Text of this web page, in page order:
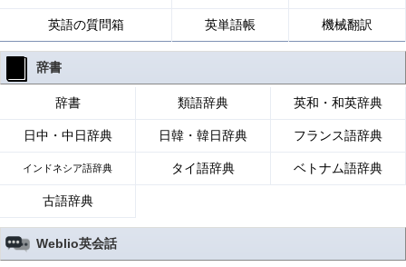
英語の質問箱 英単語帳 機械翻訳
辞書
辞書 類語辞典 英和・和英辞典
日中・中日辞典 日韓・韓日辞典 フランス語辞典
インドネシア語辞典 タイ語辞典 ベトナム語辞典
古語辞典
Weblio英会話